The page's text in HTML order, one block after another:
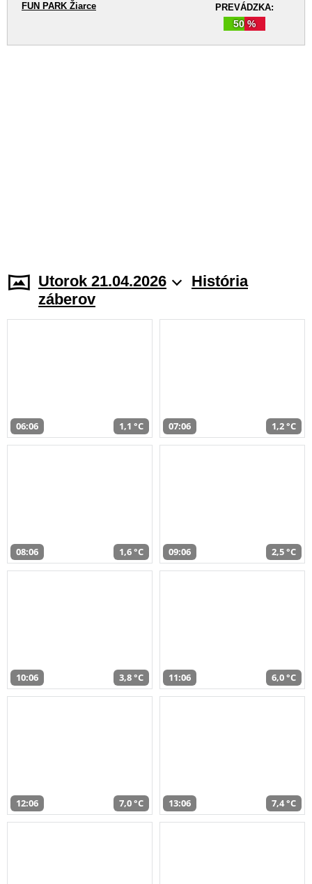
PREVÁDZKA:
50 %
FUN PARK Žiarce
Utorok 21.04.2026
História
záberov
06:06 1,1 °C 07:06 1,2 °C
08:06 1,6 °C 09:06 2,5 °C
10:06 3,8 °C 11:06 6,0 °C
12:06 7,0 °C 13:06 7,4 °C